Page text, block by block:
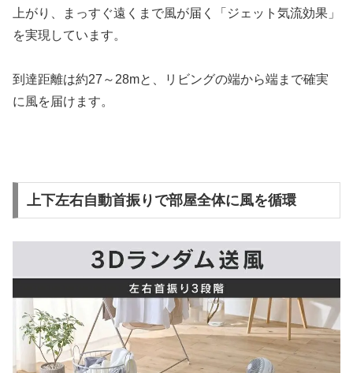
上がり、まっすぐ遠くまで風が届く「ジェット気流効果」
を実現しています。
到達距離は約27～28mと、リビングの端から端まで確実
に風を届けます。
上下左右自動首振りで部屋全体に風を循環